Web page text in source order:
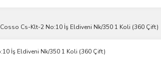
Cosso Cs-Klt-2 No:10 İş Eldiveni Nk/350 1 Koli (360 Çift)